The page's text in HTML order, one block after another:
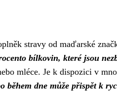
stravy od maďarské
bílkovin, které jsou
mléce. Je k dispozici v
dne může přispět k